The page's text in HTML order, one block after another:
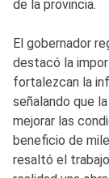
de la provincia.
El gobernador
destacó la
fortalezcan la
señalando que
mejorar las
beneficio de
resaltó el